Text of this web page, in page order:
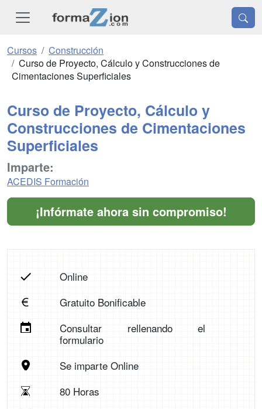
Cursos
Construcción
Curso de Proyecto, Cálculo y Construcciones de
Cimentaciones Superficiales
Curso de Proyecto, Cálculo y
Construcciones de Cimentaciones
Superficiales
Imparte:
ACEDIS Formación
¡Infórmate ahora sin compromiso!
Online
Gratuito Bonificable
Consultar rellenando el
formulario
Se imparte Online
80 Horas